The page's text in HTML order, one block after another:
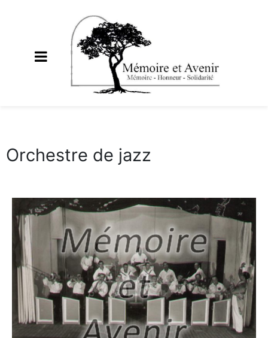
Orchestre de jazz